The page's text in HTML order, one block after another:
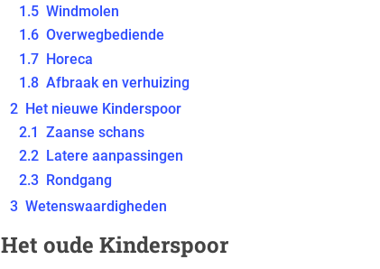
1.5 Windmolen
1.6 Overwegbediende
1.7 Horeca
1.8 Afbraak en verhuizing
2 Het nieuwe Kinderspoor
2.1 Zaanse schans
2.2 Latere aanpassingen
2.3 Rondgang
3 Wetenswaardigheden
Het oude Kinderspoor